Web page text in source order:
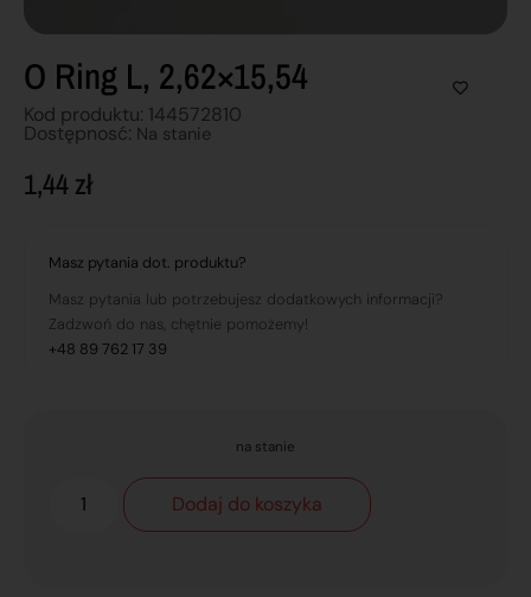
O Ring L, 2,62×15,54
Kod produktu: 144572810
Dostępnosć: Na stanie
1,44zł
Masz pytania dot. produktu?
Masz pytania lub potrzebujesz dodatkowych informacji?
Zadzwoń do nas, chętnie pomożemy!
+48 89 762 17 39
na stanie
Dodaj do koszyka